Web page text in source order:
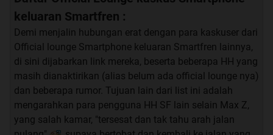
keluaran Smartfren :
Demi menjalin hubungan erat dengan para kaskuser dari
Official lounge Smartphone keluaran Smartfren lainnya,
di sini dijabarkan link mereka, beserta beberapa HH yang
masih dianaktirikan (alias belum ada official lounge nya)
dan beberapa rumor. Tujuan lain dari list ini adalah
mengarahkan para pengguna HH SF lain selain Max Z,
yang salah kamar, "tersesat dan tak tahu arah jalan